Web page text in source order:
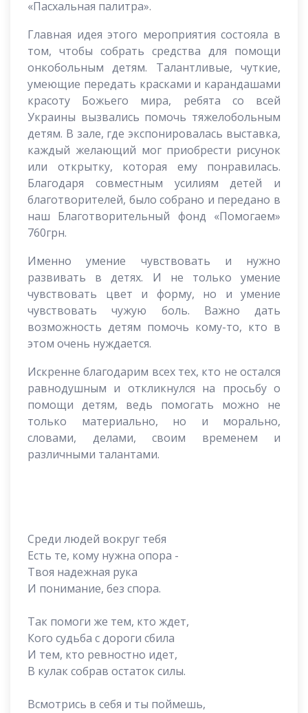
«Пасхальная палитра».
Главная идея этого мероприятия состояла в
том, чтобы собрать средства для помощи
онкобольным детям. Талантливые, чуткие,
умеющие передать красками и карандашами
красоту Божьего мира, ребята со всей
Украины вызвались помочь тяжелобольным
детям. В зале, где экспонировалась выставка,
каждый желающий мог приобрести рисунок
или открытку, которая ему понравилась.
Благодаря совместным усилиям детей и
благотворителей, было собрано и передано в
наш Благотворительный фонд «Помогаем»
760грн.
Именно умение чувствовать и нужно
развивать в детях. И не только умение
чувствовать цвет и форму, но и умение
чувствовать чужую боль. Важно дать
возможность детям помочь кому-то, кто в
этом очень нуждается.
Искренне благодарим всех тех, кто не остался
равнодушным и откликнулся на просьбу о
помощи детям, ведь помогать можно не
только материально, но и морально,
словами, делами, своим временем и
различными талантами.
Среди людей вокруг тебя
Есть те, кому нужна опора -
Твоя надежная рука
И понимание, без спора.
Так помоги же тем, кто ждет,
Кого судьба с дороги сбила
И тем, кто ревностно идет,
В кулак собрав остаток силы.
Всмотрись в себя и ты поймешь,